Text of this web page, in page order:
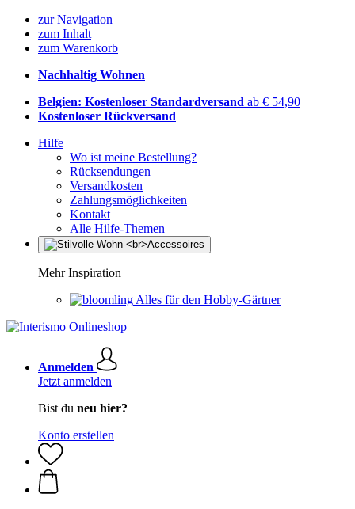
zur Navigation
zum Inhalt
zum Warenkorb
Nachhaltig Wohnen
Belgien: Kostenloser Standardversand ab € 54,90
Kostenloser Rückversand
Hilfe
Wo ist meine Bestellung?
Rücksendungen
Versandkosten
Zahlungsmöglichkeiten
Kontakt
Alle Hilfe-Themen
Mehr Inspiration
Alles für den Hobby-Gärtner
Anmelden
Jetzt anmelden
Bist du neu hier?
Konto erstellen